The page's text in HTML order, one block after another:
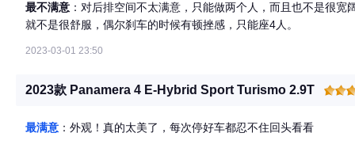
最不满意 ：对后排空间不太满意，只能做两个人，而且也不是很
就不是很舒服，偶尔刹车的时候有顿挫感，只能座4人。
2023-03-01 23:50
2023款 Panamera 4 E-Hybrid Sport Turismo 2.9T
最满意 ：外观！真的太美了，每次停好车都忍不住回头看看